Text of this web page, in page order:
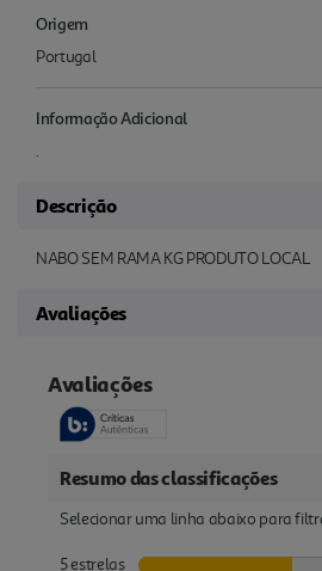
Origem
Portugal
Informação Adicional
.
Descrição
NABO SEM RAMA KG PRODUTO LOCAL
Avaliações